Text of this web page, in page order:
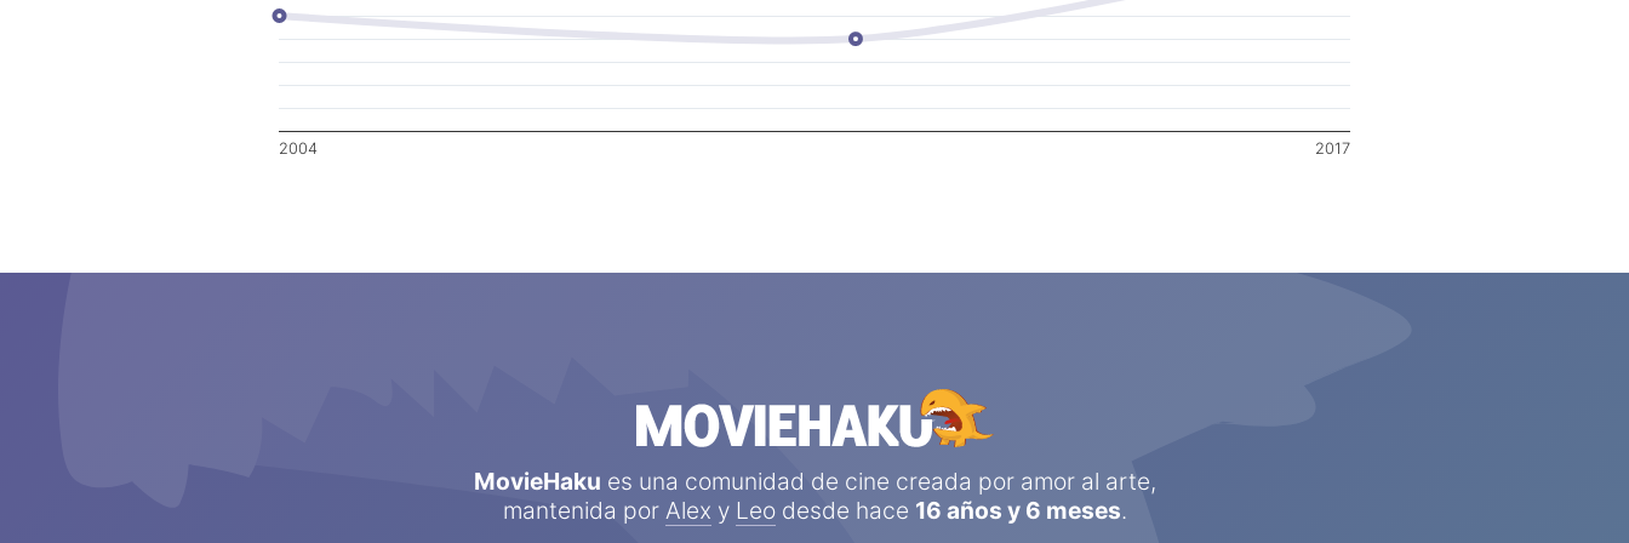
2004 2017
MovieHaku es una comunidad de cine creada por amor al arte,
mantenida por Alex y Leodesde hace 16 años y 6 meses.